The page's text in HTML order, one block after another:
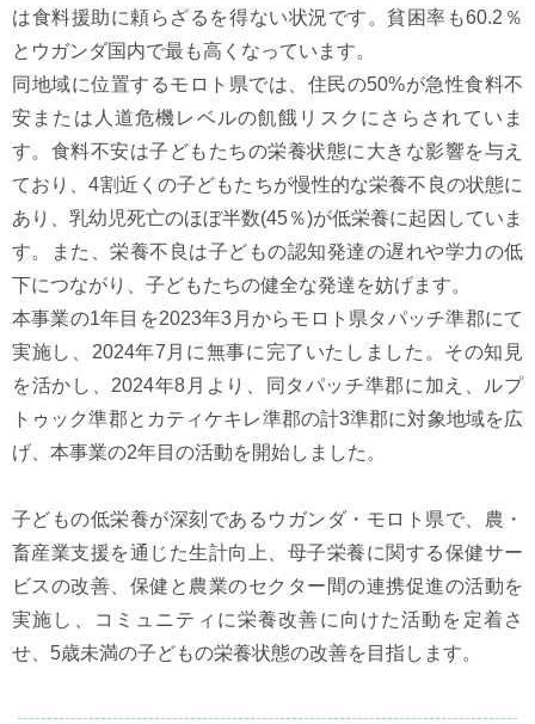
は食料援助に頼らざるを得ない状況です。貧困率も60.2％
とウガンダ国内で最も高くなっています。
同地域に位置するモロト県では、住民の50%が急性食料不
安または人道危機レベルの飢餓リスクにさらされていま
す。食料不安は子どもたちの栄養状態に大きな影響を与え
ており、4割近くの子どもたちが慢性的な栄養不良の状態に
あり、乳幼児死亡のほぼ半数(45％)が低栄養に起因していま
す。また、栄養不良は子どもの認知発達の遅れや学力の低
下につながり、子どもたちの健全な発達を妨げます。
本事業の1年目を2023年3月からモロト県タパッチ準郡にて
実施し、2024年7月に無事に完了いたしました。その知見
を活かし、2024年8月より、同タパッチ準郡に加え、ルプ
トゥック準郡とカティケキレ準郡の計3準郡に対象地域を広
げ、本事業の2年目の活動を開始しました。
子どもの低栄養が深刻であるウガンダ・モロト県で、農・
畜産業支援を通じた生計向上、母子栄養に関する保健サー
ビスの改善、保健と農業のセクター間の連携促進の活動を
実施し、コミュニティに栄養改善に向けた活動を定着さ
せ、5歳未満の子どもの栄養状態の改善を目指します。